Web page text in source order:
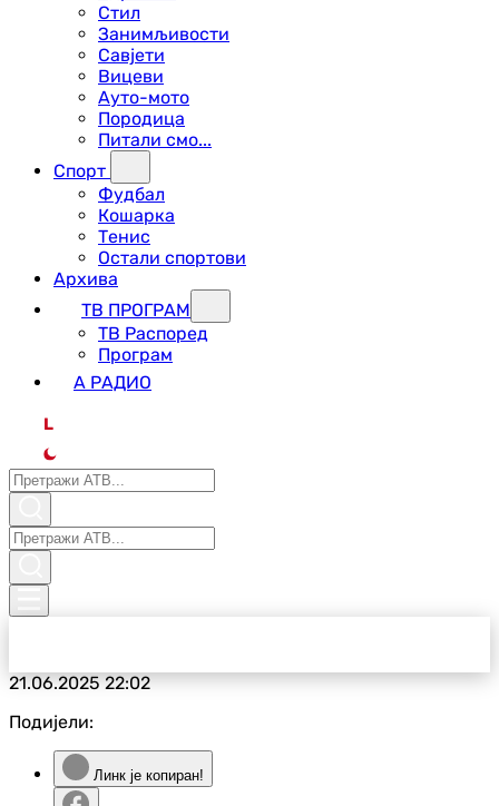
Стил
Занимљивости
Савјети
Вицеви
Ауто-мото
Породица
Питали смо...
Спорт
Фудбал
Кошарка
Тенис
Остали спортови
Архива
ТВ ПРОГРАМ
ТВ Распоред
Програм
А РАДИО
L
21.06.202522:02
Подијели:
Линк је копиран!